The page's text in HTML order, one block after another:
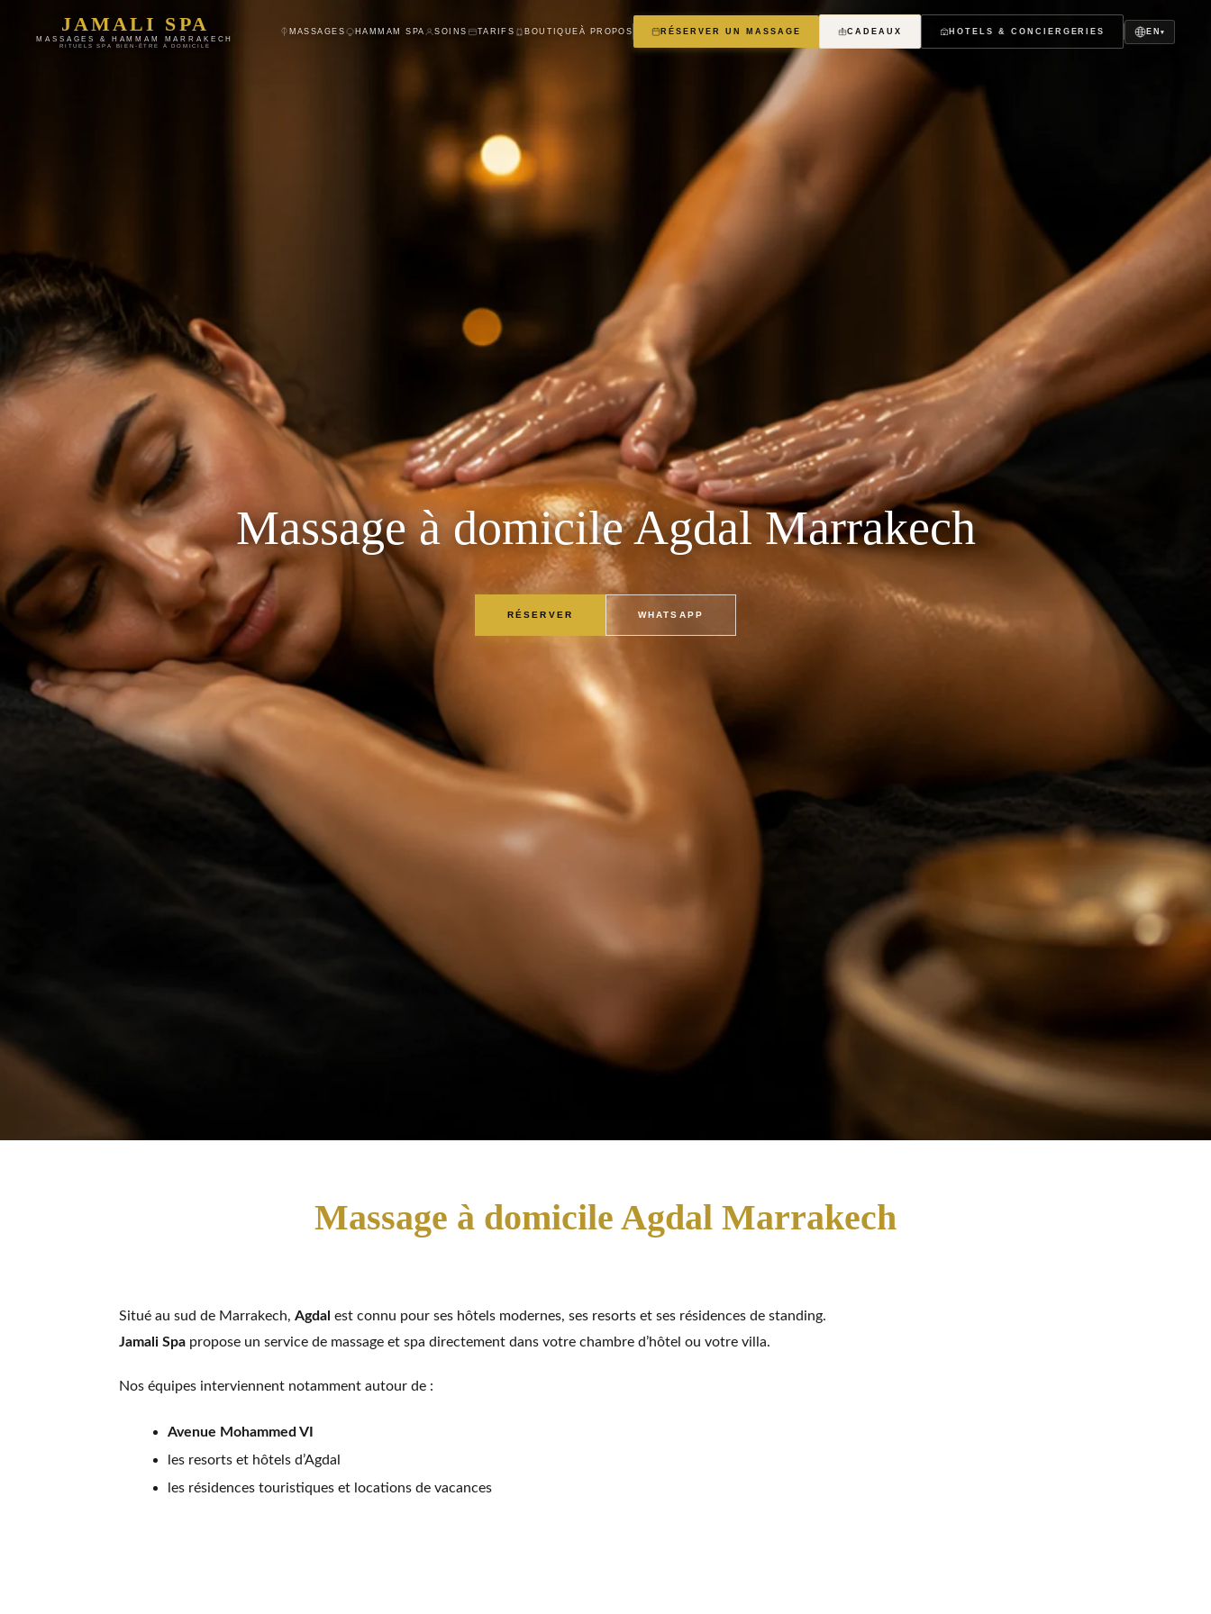
JAMALI SPA
MASSAGES & HAMMAM MARRAKECH
RITUELS SPA BIEN-ÊTRE À DOMICILE
MASSAGES HAMMAM SPA SOINS TARIFS BOUTIQUE À PROPOS RÉSERVER UN MASSAGE CADEAUX HOTELS & CONCIERGERIES EN ▾
Massage à domicile Agdal Marrakech
RÉSERVER WHATSAPP
Massage à domicile Agdal Marrakech
Situé au sud de Marrakech, Agdal est connu pour ses hôtels modernes, ses resorts et ses résidences de standing.
Jamali Spa propose un service de massage et spa directement dans votre chambre d’hôtel ou votre villa.
Nos équipes interviennent notamment autour de :
Avenue Mohammed VI
les resorts et hôtels d’Agdal
les résidences touristiques et locations de vacances